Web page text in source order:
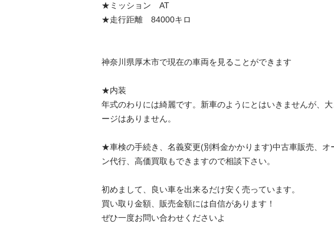
★ミッション　AT
★走行距離　84000キロ
神奈川県厚木市で現在の車両を見ることができます
★内装
年式のわりには綺麗です。新車のようにとはいきませんが、大
ージはありません。
★車検の手続き、名義変更(別料金かかります)中古車販売、オ
ン代行、高価買取もできますので相談下さい。
初めまして、良い車を出来るだけ安く売っています。
買い取り金額、販売金額には自信があります！
ぜひ一度お問い合わせくださいよ